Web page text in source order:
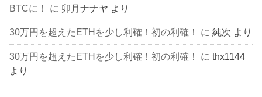
BTCに！
に 卯月ナナヤ より
30万円を超えたETHを少し利確！初の利確！ に純次 より
30万円を超えたETHを少し利確！初の利確！ にthx1144
より